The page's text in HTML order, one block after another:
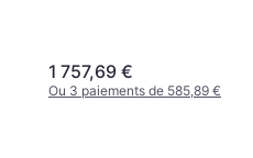
1 757,69 €
Ou 3 paiements de 585,89 €